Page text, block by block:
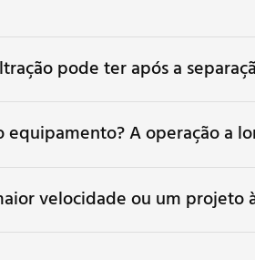
pode ter após a
A operação a
velocidade ou um